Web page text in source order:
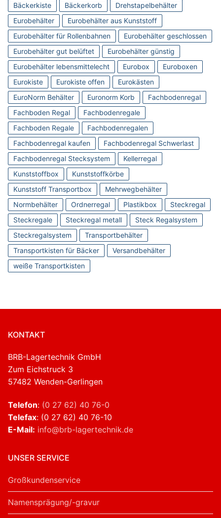
Bäckerkiste
Bäckerkorb
Drehstapelbehälter
Eurobehälter
Eurobehälter aus Kunststoff
Eurobehälter für Rollenbahnen
Eurobehälter geschlossen
Eurobehälter gut belüftet
Eurobehälter günstig
Eurobehälter lebensmittelecht
Eurobox
Euroboxen
Eurokiste
Eurokiste offen
Eurokästen
EuroNorm Behälter
Euronorm Korb
Fachbodenregal
Fachboden Regal
Fachbodenregale
Fachboden Regale
Fachbodenregalen
Fachbodenregal kaufen
Fachbodenregal Schwerlast
Fachbodenregal Stecksystem
Kellerregal
Kunststoffbox
Kunststoffkörbe
Kunststoff Transportbox
Mehrwegbehälter
Normbehälter
Ordnerregal Plastikbox
Steckregal
Steckregale
Steckregal metall
Steck Regalsystem
Steckregalsystem
Transportbehälter
Transportkisten für Bäcker
Versandbehälter
weiße Transportkisten
KONTAKT
BRB-Lagertechnik GmbH
Zum Eichstruck 3
57482 Wenden-Gerlingen
Telefon: (0 27 62) 40 76-0
Telefax: (0 27 62) 40 76-10
E-Mail: info@brb-lagertechnik.de
UNSER SERVICE
Großkundenservice
Namensprägung/-gravur